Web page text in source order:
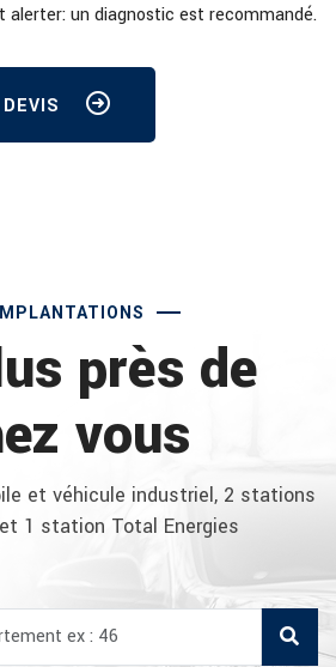
alerter: un diagnostic est recommandé.
IMPLANTATIONS
près de
vous
et véhicule industriel, 2 stations
1 station Total Energies